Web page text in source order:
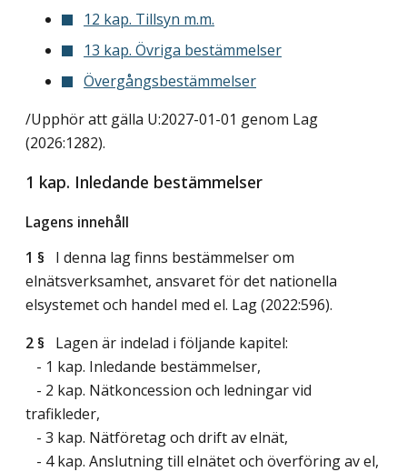
12 kap. Tillsyn m.m.
13 kap. Övriga bestämmelser
Övergångsbestämmelser
/Upphör att gälla U:2027-01-01 genom Lag
(2026:1282).
1 kap. Inledande bestämmelser
Lagens innehåll
1 § I denna lag finns bestämmelser om
elnätsverksamhet, ansvaret för det nationella
elsystemet och handel med el. Lag (2022:596).
2 § Lagen är indelad i följande kapitel:
- 1 kap. Inledande bestämmelser,
- 2 kap. Nätkoncession och ledningar vid
trafikleder,
- 3 kap. Nätföretag och drift av elnät,
- 4 kap. Anslutning till elnätet och överföring av el,